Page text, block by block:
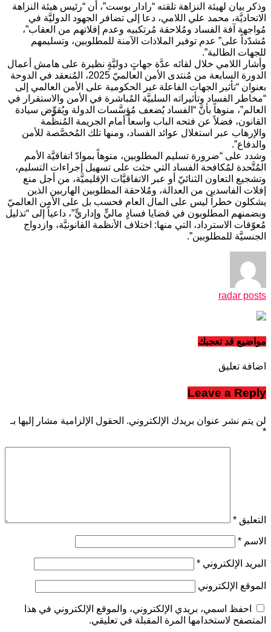
وذكر بيان لهيئة النزاهة تلقته “رادار بوست”، أن “رئيس هيئة النزاهة
الاتحاديَّة، محمد علي اللامي، دعا إلى تضافر الجهود الدوليَّة في
مُواجهة آفة الفساد ومُلاحقة مُرتكبيه وعدم إفلاتهم من العقاب”،
مُشدّداً على” عدم توفير الملاذات الآمنة للمطلوبين، وتسليمهم
للجهات الطالبة”.
وأشار اللامي خلال لقائه عدَّة جهاتٍ دوليَّةٍ نظيرة على هامش أعمال
الدورة السابعة من مُنتدى الأمن العالميّ 2025، المُنعقد في الدوحة
بعنوان “تأثير الجهات الفاعلة غير الحكومية على الأمن العالمي إلى
“مخاطر الفساد وتأثيراته السلبيَّة المُباشرة في الأمن والاستقرار في
العالم”، منوهاً بأنَّ “الفساد يُضعف مُؤسَّسات الدولة ويُقوِّض سيادة
القانون، فضلاً عن فتحه الباب واسعاً أمام الجريمة المُنظّمة
والإرهاب عبر استغلال عوائد الفساد، ومنها تلك المُخصَّصة للأمن
والدفاع”.
وشدد على “ضرورة تسليم المطلوبين، منوهاً بموادّ اتفاقيَّة الأمم
المُتَّحدة لمُكافحة الفساد التي حثت على تسهيل إجراءات التسليم،
وتشجيع التعاون الثنائيّ أو عبر الاتفاقيَّات الإقليميَّة، من أجل منع
إفلات الفاسدين من العدالة، ومُلاحقة المطلوبين الهاربين الذين
يشكلون خطراً ليس على المال العام فحسب بل على الأمن العالميّ
وبضمنهم المطلوبون في قضايا فسادٍ ماليٍّ وإداريٍّ”، داعياً إلى “تذليل
مُعوّقات الاسترداد، التي منها: اختلاف الأنظمة القانونيَّة، وازدواج
الجنسيَّة للمطلوبين”.
radar posts
مواضيع قد تعجبك
اضافة تعليق
Leave a Reply
لن يتم نشر عنوان بريدك الإلكتروني. الحقول الإلزامية مشار إليها بـ
*
التعليق *
الاسم *
البريد الإلكتروني *
الموقع الإلكتروني
احفظ اسمي، بريدي الإلكتروني، والموقع الإلكتروني في هذا
المتصفح لاستخدامها المرة المقبلة في تعليقي.